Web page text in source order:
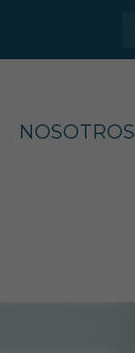
NOSOTROS